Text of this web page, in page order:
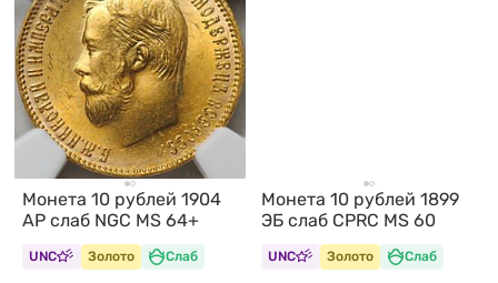
Монета 10 рублей 1904
АР слаб NGC MS 64+
UNC Золото Слаб
Монета 10 рублей 1899
ЭБ слаб CPRC MS 60
UNC Золото Слаб